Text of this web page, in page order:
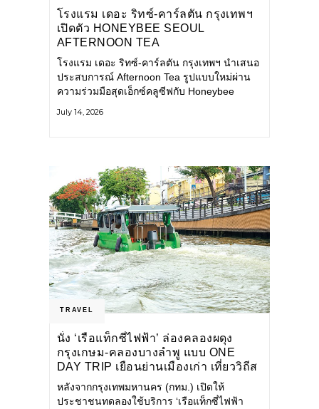
โรงแรม เดอะ ริทซ์-คาร์ลตัน กรุงเทพฯ
เปิดตัว HONEYBEE SEOUL
AFTERNOON TEA
COLLABORATION ณ คาเลโอ
(CALEŌ) ชวนสัมผัสเสน่ห์ของขนม
หวานร่วมสมัยจากกรุงโซล
โรงแรม เดอะ ริทซ์-คาร์ลตัน กรุงเทพฯ นำเสนอ
ประสบการณ์ Afternoon Tea รูปแบบใหม่ผ่าน
ความร่วมมือสุดเอ็กซ์คลูซีฟกับ Honeybee
ดังจากกรุงโซล นำโดยเชฟอึนจอง
July 14, 2026
TRAVEL
นั่ง ‘เรือแท็กซี่ไฟฟ้า’ ล่องคลองผดุง
กรุงเกษม-คลองบางลำพู แบบ ONE
DAY TRIP เยือนย่านเมืองเก่า เที่ยววิถีส
โลว์ไลฟ์แบบรักษ์โลก
หลังจากกรุงเทพมหานคร (กทม.) เปิดให้
ประชาชนทดลองใช้บริการ ‘เรือแท็กซี่ไฟฟ้า